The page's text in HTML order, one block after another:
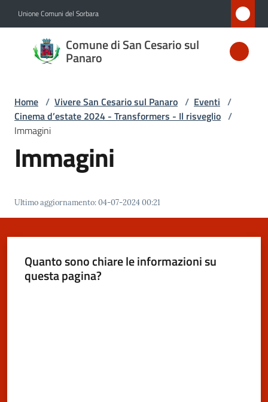
Unione Comuni del Sorbara
Comune di San Cesario sul
Panaro
Comune
di San
sul
Panaro
Amministrazione
Novità
Vivere
San
Home / Vivere San Cesario sul Panaro / Eventi /
Cinema d’estate 2024 - Transformers - Il risveglio /
Immagini
Immagini
Ultimo aggiornamento:04-07-2024 00:21
Quanto sono chiare le informazioni su
questa pagina?